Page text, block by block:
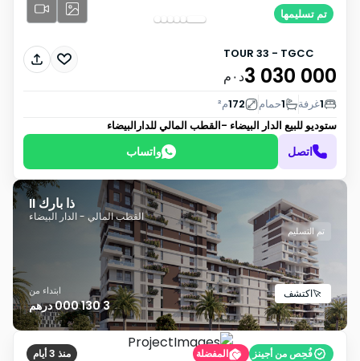
تم تسليمها
TOUR 33 - TGCC
3 030 000د٠م
1غرفة 1حمام 172م²
ستوديو للبيع الدار البيضاء -القطب المالي للدارالبيضاء
اتصل واتساب
ذا بارك II
القطب المالي - الدار البيضاء
تم التسليم
اكتشف ابتداء من
3 130 000 درهم
منذ 3 أيام فُحِص من أجينز المفضلة